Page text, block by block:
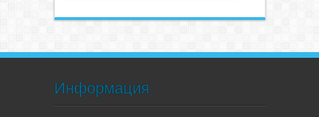
Информация